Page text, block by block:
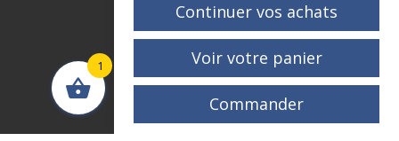
1
Continuer vos achats
Voir votre panier
Commander